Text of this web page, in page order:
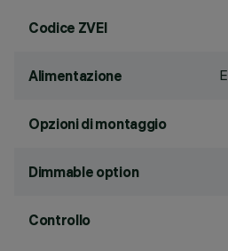
Codice ZVEI
Alimentazione
Opzioni di montaggio
Dimmable option
Controllo